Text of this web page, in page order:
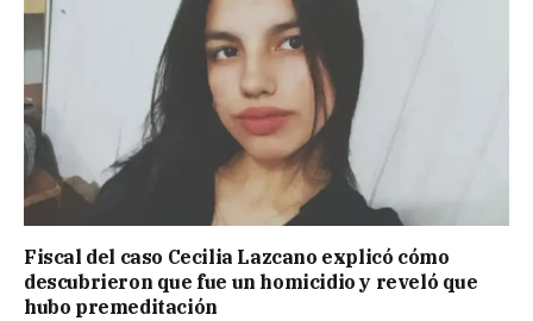
Fiscal del caso Cecilia Lazcano explicó cómo
descubrieron que fue un homicidio y reveló que
hubo premeditación